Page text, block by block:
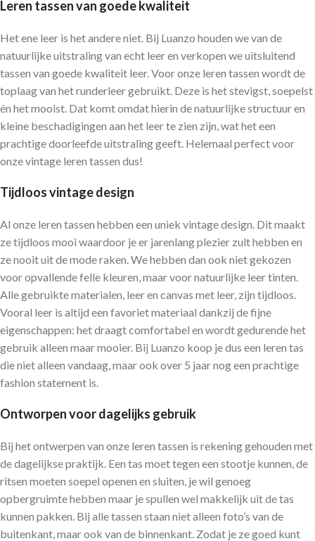
Leren tassen van goede kwaliteit
Het ene leer is het andere niet. Bij Luanzo houden we van de
natuurlijke uitstraling van echt leer en verkopen we uitsluitend
tassen van goede kwaliteit leer. Voor onze leren tassen wordt de
toplaag van het runderleer gebruikt. Deze is het stevigst, soepelst
én het mooist. Dat komt omdat hierin de natuurlijke structuur en
kleine beschadigingen aan het leer te zien zijn, wat het een
prachtige doorleefde uitstraling geeft. Helemaal perfect voor
onze vintage leren tassen dus!
Tijdloos vintage design
Al onze leren tassen hebben een uniek vintage design. Dit maakt
ze tijdloos mooi waardoor je er jarenlang plezier zult hebben en
ze nooit uit de mode raken. We hebben dan ook niet gekozen
voor opvallende felle kleuren, maar voor natuurlijke leer tinten.
Alle gebruikte materialen, leer en canvas met leer, zijn tijdloos.
Vooral leer is altijd een favoriet materiaal dankzij de fijne
eigenschappen: het draagt comfortabel en wordt gedurende het
gebruik alleen maar mooier. Bij Luanzo koop je dus een leren tas
die niet alleen vandaag, maar ook over 5 jaar nog een prachtige
fashion statement is.
Ontworpen voor dagelijks gebruik
Bij het ontwerpen van onze leren tassen is rekening gehouden met
de dagelijkse praktijk. Een tas moet tegen een stootje kunnen, de
ritsen moeten soepel openen en sluiten, je wil genoeg
opbergruimte hebben maar je spullen wel makkelijk uit de tas
kunnen pakken. Bij alle tassen staan niet alleen foto’s van de
buitenkant, maar ook van de binnenkant. Zodat je ze goed kunt